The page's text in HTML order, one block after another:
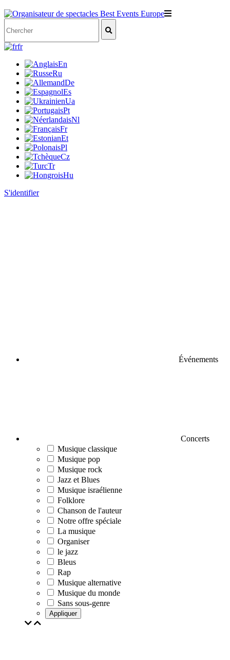
fr
En
Ru
De
Es
Ua
Pt
Nl
Fr
Et
Pl
Cz
Tr
Hu
S'identifier
Événements
Concerts
Musique classique
Musique pop
Musique rock
Jazz et Blues
Musique israélienne
Folklore
Chanson de l'auteur
Notre offre spéciale
La musique
Organiser
le jazz
Bleus
Rap
Musique alternative
Musique du monde
Sans sous-genre
Appliquer